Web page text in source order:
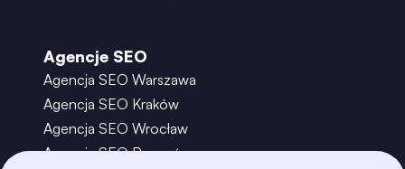
Agencje SEO
Agencja SEO Warszawa
Agencja SEO Kraków
Agencja SEO Wrocław
Agencja SEO Poznań